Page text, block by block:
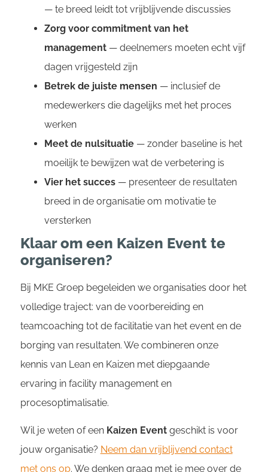
— te breed leidt tot vrijblijvende discussies
Zorg voor commitment van het
management— deelnemers moeten echt vijf
dagen vrijgesteld zijn
Betrek de juiste mensen — inclusief de
medewerkers die dagelijks met het proces
werken
Meet de nulsituatie— zonder baseline is het
moeilijk te bewijzen wat de verbetering is
Vier het succes— presenteer de resultaten
breed in de organisatie om motivatie te
versterken
Klaar om een Kaizen Event te
organiseren?
Bij MKE Groep begeleiden we organisaties door het
volledige traject: van de voorbereiding en
teamcoaching tot de facilitatie van het event en de
borging van resultaten. We combineren onze
kennis van Lean en Kaizen met diepgaande
ervaring in facility management en
procesoptimalisatie.
Wil je weten of een Kaizen Eventgeschikt is voor
jouw organisatie? Neem dan vrijblijvend contact
met ons op. We denken graag met je mee over de